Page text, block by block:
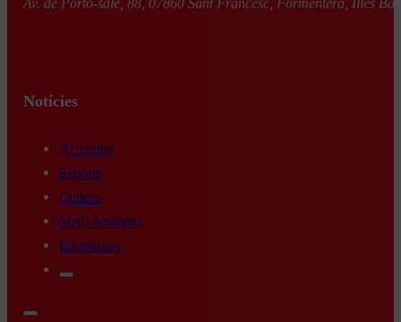
Notícies
Actualitat
Esports
Cultura
Medi Ambient
Entrevistes